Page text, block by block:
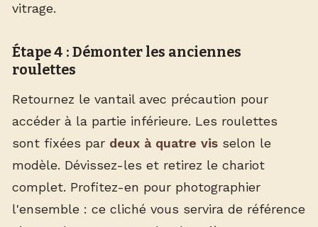
vitrage.
Étape 4 : Démonter les anciennes
roulettes
Retournez le vantail avec précaution pour
accéder à la partie inférieure. Les roulettes
sont fixées par deux à quatre vis selon le
modèle. Dévissez-les et retirez le chariot
complet. Profitez-en pour photographier
l'ensemble : ce cliché vous servira de référence